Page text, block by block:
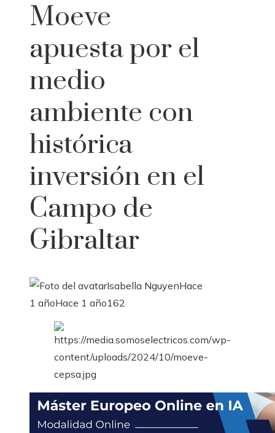
Moeve
apuesta por el
medio
ambiente con
histórica
inversión en el
Campo de
Gibraltar
Isabella NguyenHace
1 añoHace 1 año162